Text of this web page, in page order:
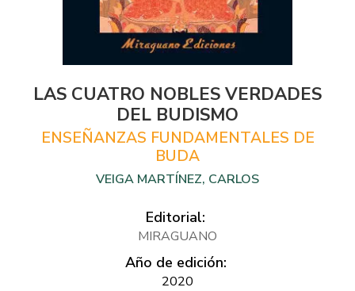
LAS CUATRO NOBLES VERDADES
DEL BUDISMO
ENSEÑANZAS FUNDAMENTALES DE
BUDA
VEIGA MARTÍNEZ, CARLOS
Editorial:
MIRAGUANO
Año de edición:
2020